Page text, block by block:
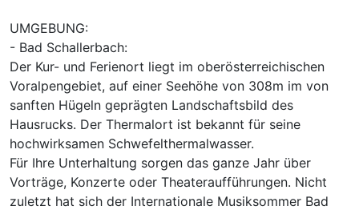
UMGEBUNG:
- Bad Schallerbach:
Der Kur- und Ferienort liegt im oberösterreichischen
Voralpengebiet, auf einer Seehöhe von 308m im von
sanften Hügeln geprägten Landschaftsbild des
Hausrucks. Der Thermalort ist bekannt für seine
hochwirksamen Schwefelthermalwasser.
Für Ihre Unterhaltung sorgen das ganze Jahr über
Vorträge, Konzerte oder Theateraufführungen. Nicht
zuletzt hat sich der Internationale Musiksommer Bad